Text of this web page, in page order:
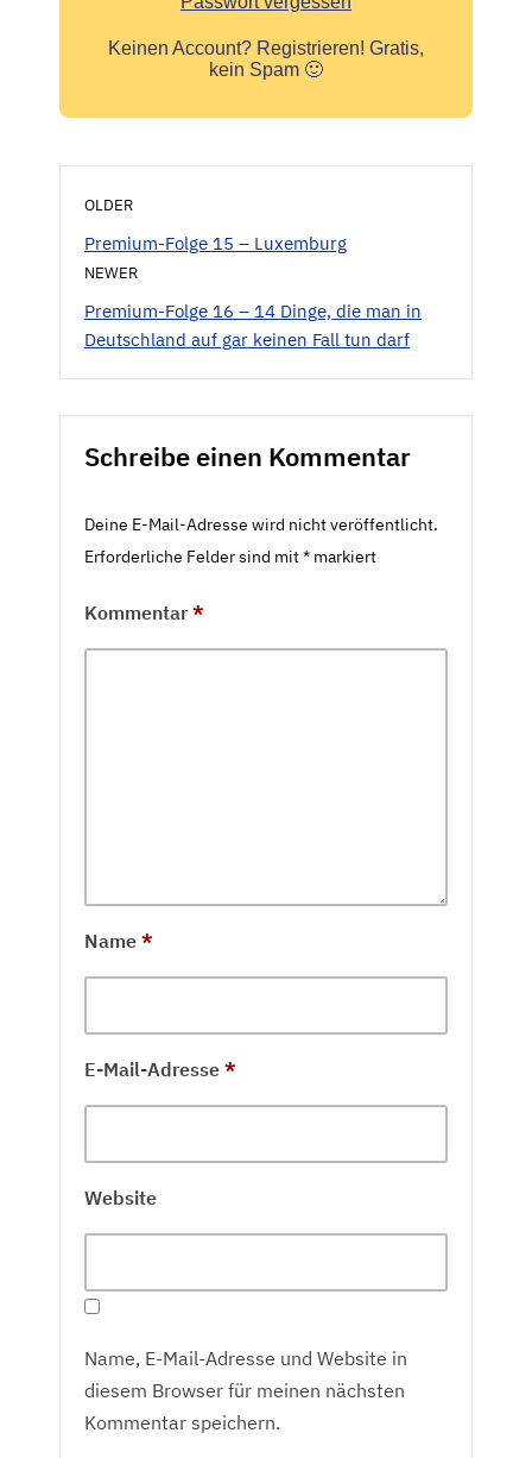
Keinen Account? Registrieren! Gratis,
kein Spam 🙂
OLDER
Premium-Folge 15 – Luxemburg
NEWER
Premium-Folge 16 – 14 Dinge, die man in
Deutschland auf gar keinen Fall tun darf
Schreibe einen Kommentar
Deine E-Mail-Adresse wird nicht veröffentlicht.
Erforderliche Felder sind mit* markiert
Kommentar *
Name *
E-Mail-Adresse *
Website
Name, E-Mail-Adresse und Website in
diesem Browser für meinen nächsten
Kommentar speichern.